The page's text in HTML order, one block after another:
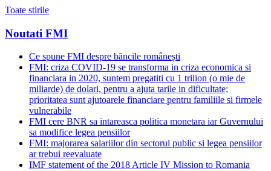
Toate stirile
Noutati FMI
Ce spune FMI despre băncile românești
FMI: criza COVID-19 se transforma in criza economica si
financiara in 2020, suntem pregatiti cu 1 trilion (o mie de
miliarde) de dolari, pentru a ajuta tarile in dificultate;
prioritatea sunt ajutoarele financiare pentru familiile si firmele
vulnerabile
FMI cere BNR sa intareasca politica monetara iar Guvernului
sa modifice legea pensiilor
FMI: majorarea salariilor din sectorul public si legea pensiilor
ar trebui reevaluate
IMF statement of the 2018 Article IV Mission to Romania